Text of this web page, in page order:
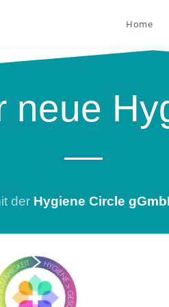
Home
neue
der Hygiene Circle